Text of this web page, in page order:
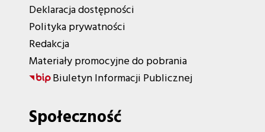
Deklaracja dostępności
Polityka prywatności
Redakcja
Materiały promocyjne do pobrania
Biuletyn Informacji Publicznej
Społeczność